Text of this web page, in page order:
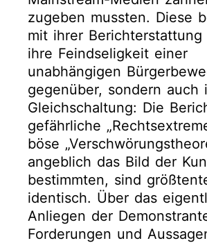
zugeben mussten. Diese
mit ihrer
ihre Feindseligkeit einer
unabhängigen
gegenüber, sondern auch
Gleichschaltung: Die
gefährliche
böse
angeblich das Bild der
bestimmten, sind
identisch. Über das
Anliegen der
Forderungen und